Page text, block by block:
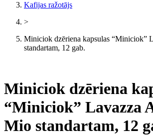
Kafijas ražotājs
>
Miniciok dzēriena kapsulas “Miniciok”
standartam, 12 gab.
Miniciok dzēriena
“Miniciok” Lavazza
Mio standartam, 12